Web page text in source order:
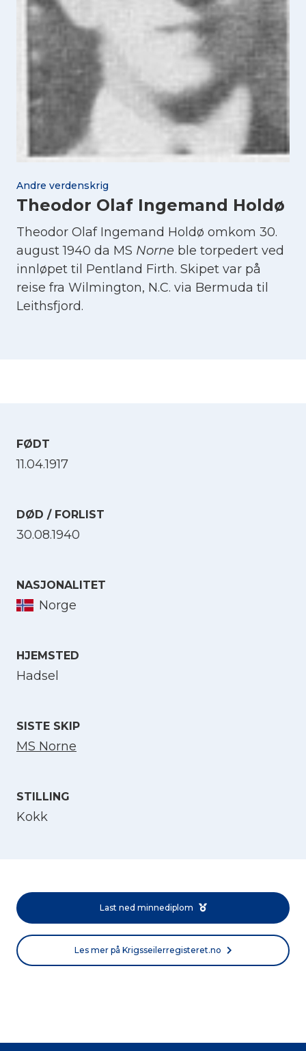
Andre verdenskrig
Theodor Olaf Ingemand Holdø
Theodor Olaf Ingemand Holdø omkom 30.
august 1940 da MS Norne ble torpedert ved
innløpet til Pentland Firth. Skipet var på
reise fra Wilmington, N.C. via Bermuda til
Leithsfjord.
FØDT
11.04.1917
DØD / FORLIST
30.08.1940
NASJONALITET
Norge
HJEMSTED
Hadsel
SISTE SKIP
MS Norne
STILLING
Kokk
Last ned minnediplom
Les mer på Krigsseilerregisteret.no
Velg språk
Norsk bokmål